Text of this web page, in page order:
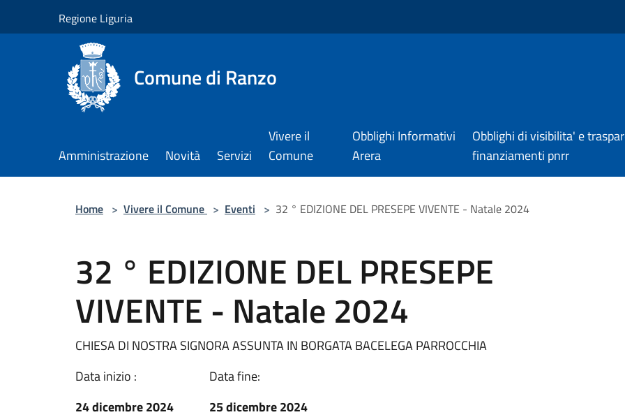
Regione Liguria
Comune di Ranzo
Amministrazione Novità Servizi
Vivere il
Comune
Obblighi Informativi
Arera
Obblighi di visibilita' e
finanziamenti pnrr
Home > Vivere il Comune > Eventi > 32 ° EDIZIONE DEL PRESEPE VIVENTE - Natale 2024
32 ° EDIZIONE DEL PRESEPE
VIVENTE - Natale 2024
CHIESA DI NOSTRA SIGNORA ASSUNTA IN BORGATA BACELEGA PARROCCHIA
Data inizio :
24 dicembre 2024
Data fine:
25 dicembre 2024